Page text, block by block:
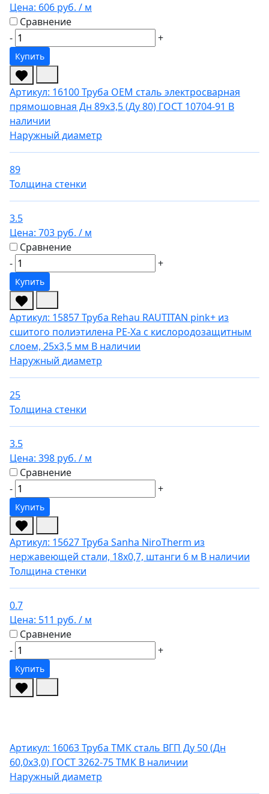
Цена: 606 руб. / м
Сравнение
-
+
Купить
Артикул: 16100Труба OEM сталь электросварная
прямошовная Дн 89х3,5 (Ду 80) ГОСТ 10704-91 В
наличии
Наружный диаметр
89
Толщина стенки
3.5
Цена: 703 руб. / м
Сравнение
-
+
Купить
Артикул: 15857Труба Rehau RAUTITAN pink+ из
сшитого полиэтилена PE-Xa с кислородозащитным
слоем, 25х3,5 мм В наличии
Наружный диаметр
25
Толщина стенки
3.5
Цена: 398 руб. / м
Сравнение
-
+
Купить
Артикул: 15627Труба Sanha NiroTherm из
нержавеющей стали, 18x0,7, штанги 6 м В наличии
Толщина стенки
0.7
Цена: 511 руб. / м
Сравнение
-
+
Купить
Артикул: 16063Труба ТМК сталь ВГП Ду 50 (Дн
60,0х3,0) ГОСТ 3262-75 ТМК В наличии
Наружный диаметр